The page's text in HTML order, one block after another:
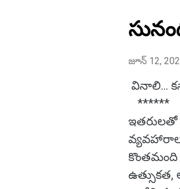
జూన్ 12,
వినాలి...
******
కొంతమంది